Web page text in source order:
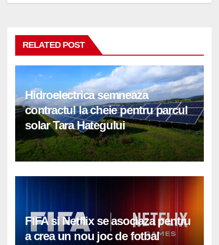
RELATED POST
Hidroelectrica semneaza
contractul la cheie pentru parcul
solar Tara Hategului
FIFA si Netflix se asociaza pentru
a crea un nou joc de fotbal